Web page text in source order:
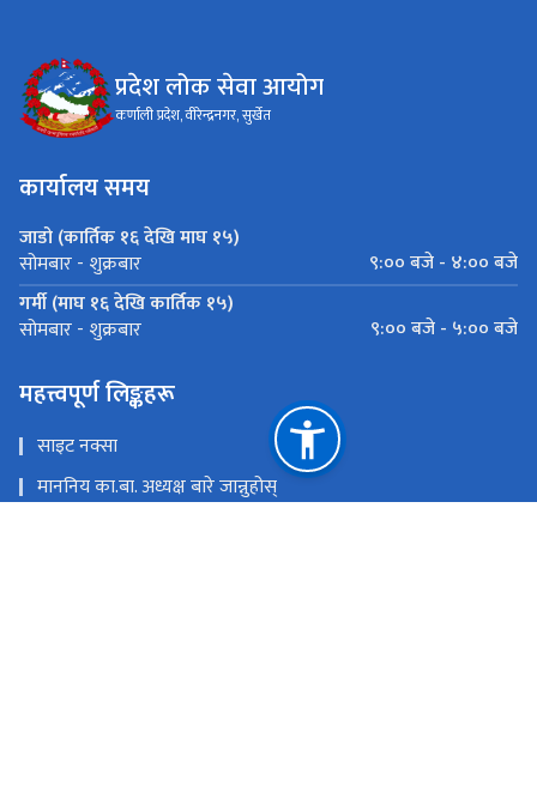
प्रदेश लोक सेवा आयोग
कर्णाली प्रदेश, वीरेन्द्रनगर, सुर्खेत
कार्यालय समय
जाडो (कार्तिक १६ देखि माघ १५)
सोमबार - शुक्रबार
९:०० बजे - ४:०० बजे
गर्मी (माघ १६ देखि कार्तिक १५)
सोमबार - शुक्रबार ९:०० बजे - ५:०० बजे
महत्त्वपूर्ण लिङ्कहरू
साइट नक्सा
माननिय का.बा. अध्यक्ष बारे जान्नुहोस्